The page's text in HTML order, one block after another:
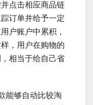
点击相应商品链
订单并给予一定
户账户中累积，
，用户在购物的
相当于给自己省
能够自动比较淘